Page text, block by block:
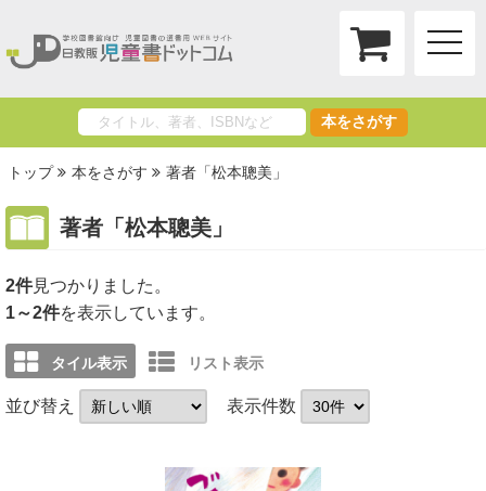
toggle
本をさがす
トップ 本をさがす 著者「松本聰美」
著者「松本聰美」
2件
1～2件を表示しています。
タイル表示 リスト表示
並び替え 表示件数